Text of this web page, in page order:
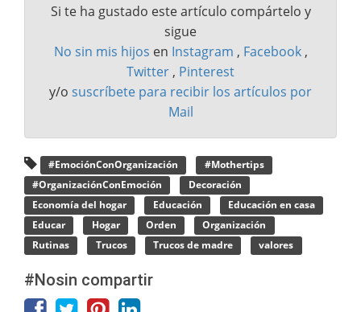
Si te ha gustado este artículo compártelo y
sigue
No sin mis hijos en Instagram , Facebook ,
Twitter , Pinterest
y/o suscríbete para recibir los artículos por
Mail
#EmociónConOrganización
#Mothertips
#OrganizaciónConEmoción
Decoración
Economía del hogar
Educación
Educación en casa
Educar
Hogar Orden
Organización
Rutinas
Trucos Trucos de madre valores
#Nosin compartir